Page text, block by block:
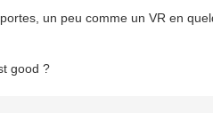
un peu comme un VR en
good ?